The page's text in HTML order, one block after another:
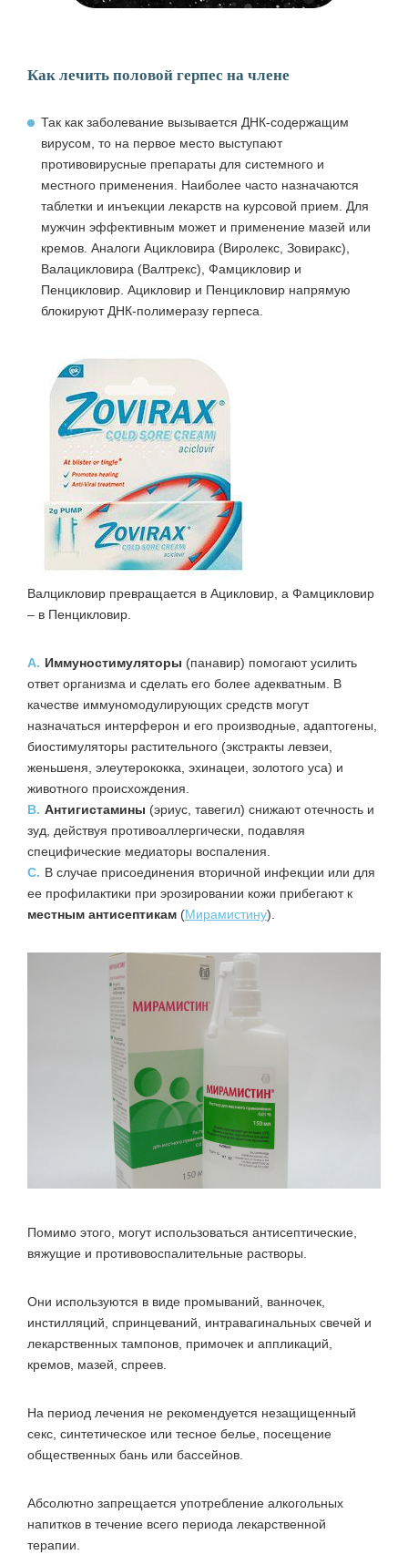
Как лечить половой герпес на члене
Так как заболевание вызывается ДНК-содержащим
вирусом, то на первое место выступают
противовирусные препараты для системного и
местного применения. Наиболее часто назначаются
таблетки и инъекции лекарств на курсовой прием. Для
мужчин эффективным может и применение мазей или
кремов. Аналоги Ацикловира (Виролекс, Зовиракс),
Валацикловира (Валтрекс), Фамцикловир и
Пенцикловир. Ацикловир и Пенцикловир напрямую
блокируют ДНК-полимеразу герпеса.
Валцикловир превращается в Ацикловир, а Фамцикловир
– в Пенцикловир.
A. Иммуностимуляторы (панавир) помогают усилить
ответ организма и сделать его более адекватным. В
качестве иммуномодулирующих средств могут
назначаться интерферон и его производные, адаптогены,
биостимуляторы растительного (экстракты левзеи,
женьшеня, элеутерококка, эхинацеи, золотого уса) и
животного происхождения.
B. Антигистамины (эриус, тавегил) снижают отечность и
зуд, действуя противоаллергически, подавляя
специфические медиаторы воспаления.
C. В случае присоединения вторичной инфекции или для
ее профилактики при эрозировании кожи прибегают к
местным антисептикам (Мирамистину).
Помимо этого, могут использоваться антисептические,
вяжущие и противовоспалительные растворы.
Они используются в виде промываний, ванночек,
инстилляций, спринцеваний, интравагинальных свечей и
лекарственных тампонов, примочек и аппликаций,
кремов, мазей, спреев.
На период лечения не рекомендуется незащищенный
секс, синтетическое или тесное белье, посещение
общественных бань или бассейнов.
Абсолютно запрещается употребление алкогольных
напитков в течение всего периода лекарственной
терапии.